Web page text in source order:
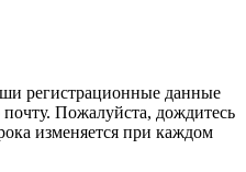
регистрационные данные
Пожалуйста, дождитесь
изменяется при каждом